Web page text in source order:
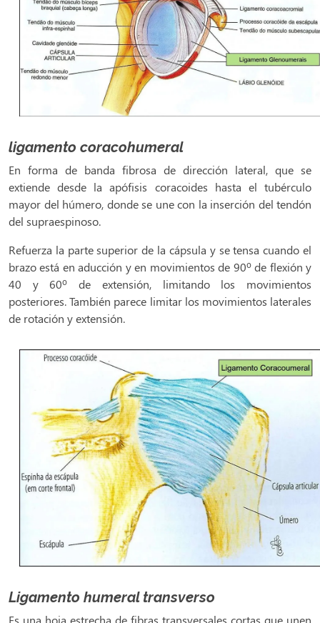
ligamento coracohumeral
En forma de banda fibrosa de dirección lateral, que se
extiende desde la apófisis coracoides hasta el tubérculo
mayor del húmero, donde se une con la inserción del tendón
del supraespinoso.
Refuerza la parte superior de la cápsula y se tensa cuando el
brazo está en aducción y en movimientos de 90º de flexión y
40 y 60º de extensión, limitando los movimientos
posteriores. También parece limitar los movimientos laterales
de rotación y extensión.
Ligamento humeral transverso
Es una hoja estrecha de fibras transversales cortas que unen